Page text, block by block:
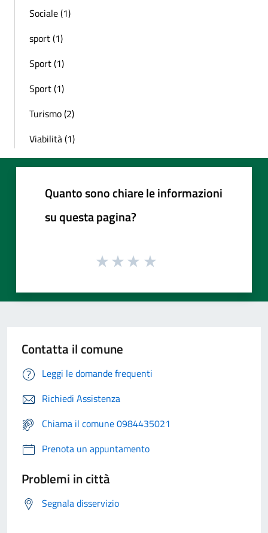
Sociale (1)
sport (1)
Sport (1)
Sport (1)
Turismo (2)
Viabilità (1)
Quanto sono chiare le informazioni
su questa pagina?
Contatta il comune
Leggi le domande frequenti
Richiedi Assistenza
Chiama il comune 0984435021
Prenota un appuntamento
Problemi in città
Segnala disservizio